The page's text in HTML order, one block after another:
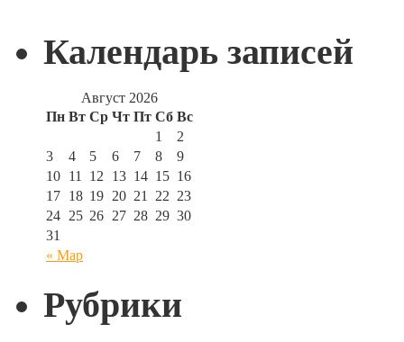
Календарь записей
Август 2026
Пн Вт Ср Чт Пт Сб Вс
« Мар
1
2
3
4 5 6 7 8
9
10 11 12 13 14 15 16
17 18 19 20 21 22 23
24 25 26 27 28 29 30
31
Рубрики